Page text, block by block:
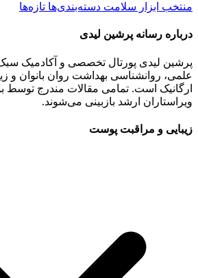
منتخب ابزار سلامت دسته‌بندی‌ها تازه‌ها
درباره رسانه پرشین لیدی
پرشین لیدی پورتال تخصصی و آکادمیک سبک
علمی، روانشناسی بهداشت روان بانوان و
ارگانیک است. تمامی مقالات مندرج
ویراستاران ارشد بازبینی می‌شوند.
زیبایی و مراقبت پوست